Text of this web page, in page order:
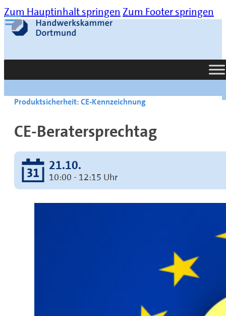
Zum Hauptinhalt springen Zum Footer springen
Suche
Produktsicherheit: CE-Kennzeichnung
CE-Beratersprechtag
21.10.
10:00 - 12:15 Uhr